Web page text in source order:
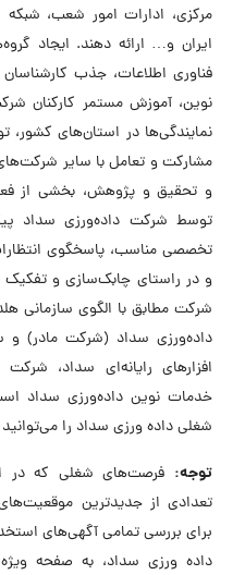
مرکزی، ادارات امور شعب،
ایران و… ارائه دهند. ایجاد
فناوری اطلاعات، جذب
نوین، آموزش مستمر کارکنان
نمایندگی‌ها در استان‌های
مشارکت و تعامل با سایر
و تحقیق و پژوهش، بخشی از
توسط شرکت داده‌ورزی سداد
و در راستای چابک‌سازی و
شرکت مطابق با الگوی سازمانی
داده‌ورزی سداد (شرکت مادر) و
افزارهای رایانه‌ای سداد،
خدمات نوین داده‌ورزی سداد
شغلی داده ورزی سداد را
توجه: فرصت‌های شغلی که در
تعدادی از جدیدترین
برای بررسی تمامی آگهی‌های
داده ورزی سداد، به صفحه